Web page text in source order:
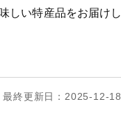
しい特産品をお届けし
最終更新日：2025-12-18